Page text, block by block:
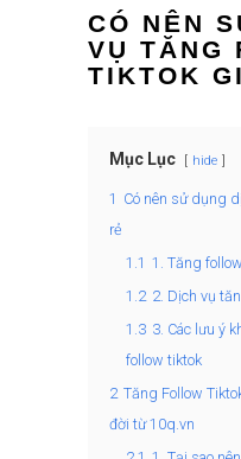
CÓ NÊN
VỤ TĂNG
TIKTOK
Mục Lục hide
1 Có nên sử dụng
rẻ
1.1 1. Tăng
1.2 2. Dịch vụ
1.3 3. Các lưu ý
follow tiktok
2 Tăng Follow
đời từ 10q.vn